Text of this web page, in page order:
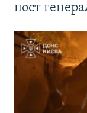
пост